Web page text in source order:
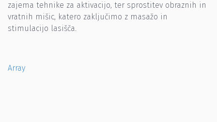
zajema tehnike za aktivacijo, ter sprostitev obraznih in
vratnih mišic, katero zaključimo z masažo in
stimulacijo lasišča.
Array